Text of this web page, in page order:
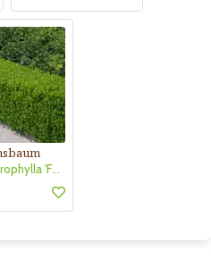
Buxus microphylla 'Faulkner'